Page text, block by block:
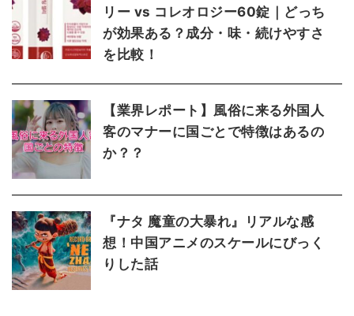
リー vs コレオロジー60錠｜どっち
が効果ある？成分・味・続けやすさ
を比較！
【業界レポート】風俗に来る外国人
客のマナーに国ごとで特徴はあるの
か？？
『ナタ 魔童の大暴れ』リアルな感
想！中国アニメのスケールにびっく
りした話